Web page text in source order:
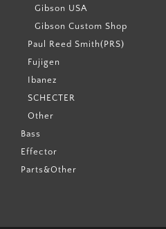
Gibson USA
Gibson Custom Shop
Paul Reed Smith(PRS)
Fujigen
Ibanez
SCHECTER
Other
Bass
Effector
Parts&Other